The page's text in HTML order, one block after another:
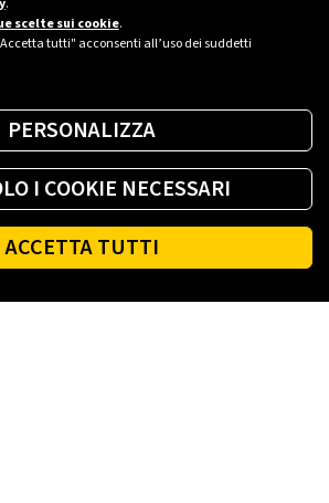
.
scelte sui cookie.
tutti" acconsenti all’uso dei suddetti
PERSONALIZZA
I COOKIE NECESSARI
ACCETTA TUTTI